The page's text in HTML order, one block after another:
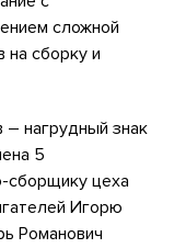
сложной
на сборку и
нагрудный знак
5
сборщику цеха
Игорю
Романович